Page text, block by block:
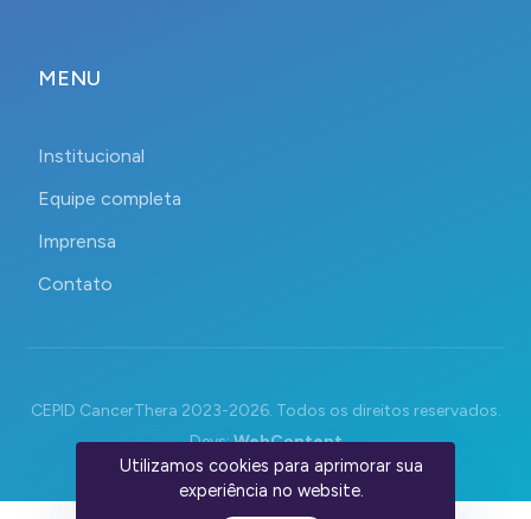
MENU
Institucional
Equipe completa
Imprensa
Contato
CEPID CancerThera 2023-2026. Todos os direitos reservados.
Devs:WebContent
Utilizamos cookies para aprimorar sua
experiência no website.